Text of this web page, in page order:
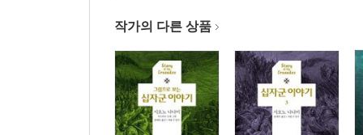
작가의 다른 상품